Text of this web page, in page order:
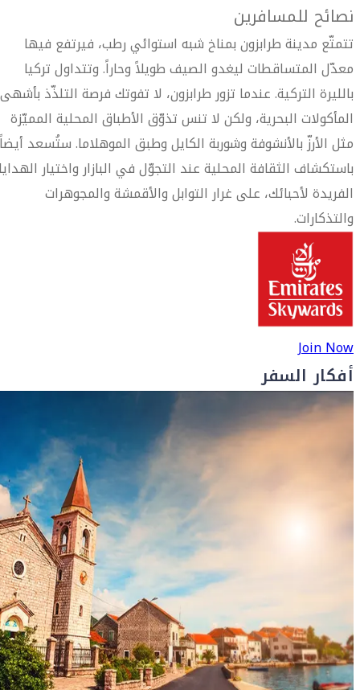
نصائح للمسافرين
تتمتّع مدينة طرابزون بمناخ شبه استوائي رطب، فيرتفع فيها
معدّل المتساقطات ليغدو الصيف طويلاً وحاراً. وتتداول تركيا
بالليرة التركية. عندما تزور طرابزون، لا تفوتك فرصة التلذّذ بأشهى
المأكولات البحرية، ولكن لا تنس تذوّق الأطباق المحلية المميّزة
مثل الأرزّ بالأنشوفة وشوربة الكايل وطبق الموهلاما. ستُسعد أيضاً
باستكشاف الثقافة المحلية عند التجوّل في البازار واختيار
الفريدة لأحبائك، على غرار التوابل والأقمشة والمجوهرات
والتذكارات.
Join Now
أفكار السفر